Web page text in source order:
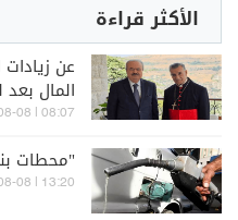
الأكثر قراءة
عن زيادات
المال بعد
08:07 | 2026-08-08
"محطات
13:20 | 2026-08-08